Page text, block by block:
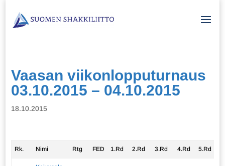
Vaasan viikonlopputurnaus
03.10.2015 – 04.10.2015
18.10.2015
Rk. Nimi Rtg FED 1.Rd 2.Rd 3.Rd 4.Rd 5.Rd